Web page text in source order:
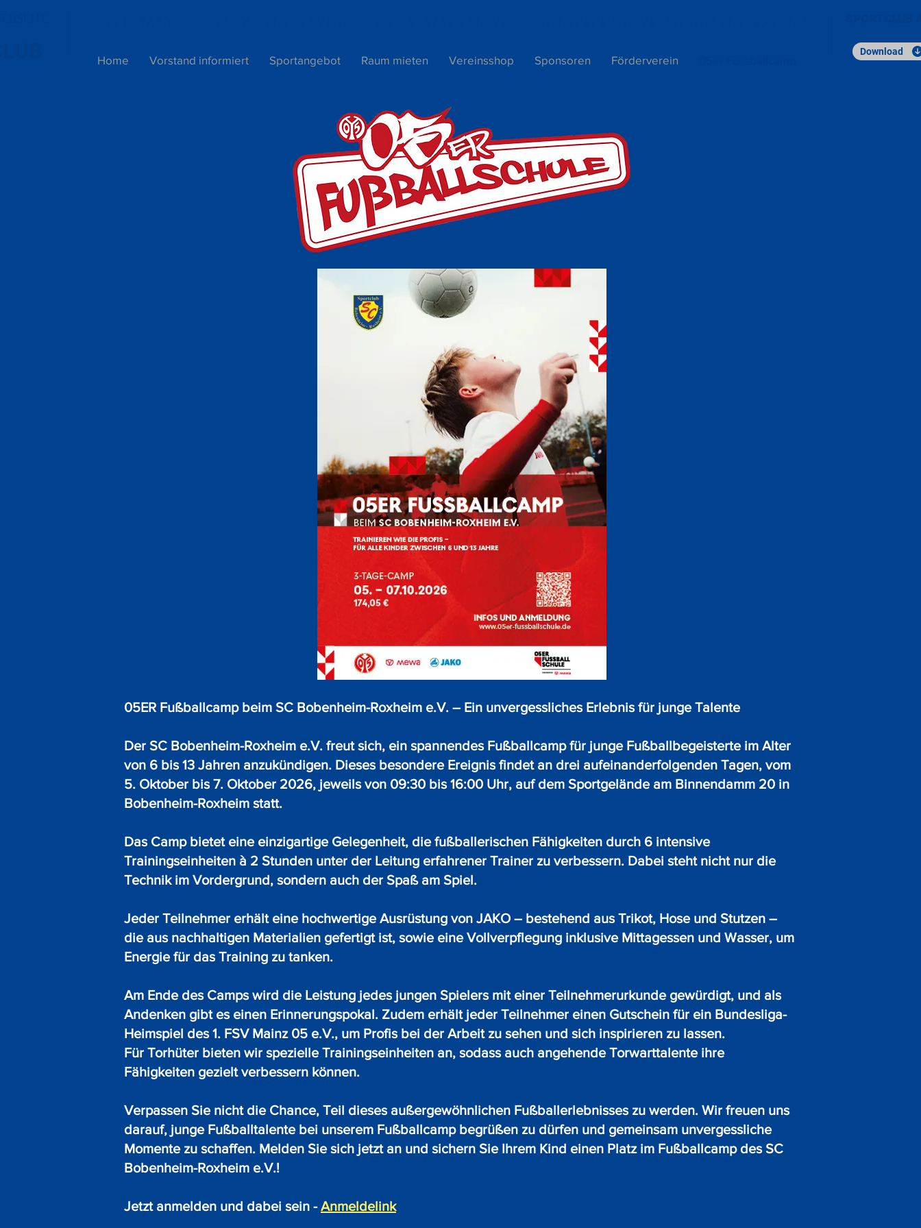
Home Vorstand informiert Sportangebot Raum mieten Vereinsshop Sponsoren Förderverein
Download
05ER Fußballcamp beim SC Bobenheim-Roxheim e.V. – Ein unvergessliches Erlebnis für junge Talente
Der SC Bobenheim-Roxheim e.V. freut sich, ein spannendes Fußballcamp für junge Fußballbegeisterte im Alter
von 6 bis 13 Jahren anzukündigen. Dieses besondere Ereignis findet an drei aufeinanderfolgenden Tagen, vom
5. Oktober bis 7. Oktober 2026, jeweils von 09:30 bis 16:00 Uhr, auf dem Sportgelände am Binnendamm 20 in
Bobenheim-Roxheim statt.
Das Camp bietet eine einzigartige Gelegenheit, die fußballerischen Fähigkeiten durch 6 intensive
Trainingseinheiten à 2 Stunden unter der Leitung erfahrener Trainer zu verbessern. Dabei steht nicht nur die
Technik im Vordergrund, sondern auch der Spaß am Spiel.
Jeder Teilnehmer erhält eine hochwertige Ausrüstung von JAKO – bestehend aus Trikot, Hose und Stutzen –
die aus nachhaltigen Materialien gefertigt ist, sowie eine Vollverpflegung inklusive Mittagessen und Wasser, um
Energie für das Training zu tanken.
Am Ende des Camps wird die Leistung jedes jungen Spielers mit einer Teilnehmerurkunde gewürdigt, und als
Andenken gibt es einen Erinnerungspokal. Zudem erhält jeder Teilnehmer einen Gutschein für ein Bundesliga-
Heimspiel des 1. FSV Mainz 05 e.V., um Profis bei der Arbeit zu sehen und sich inspirieren zu lassen.
Für Torhüter bieten wir spezielle Trainingseinheiten an, sodass auch angehende Torwarttalente ihre
Fähigkeiten gezielt verbessern können.
Verpassen Sie nicht die Chance, Teil dieses außergewöhnlichen Fußballerlebnisses zu werden. Wir freuen uns
darauf, junge Fußballtalente bei unserem Fußballcamp begrüßen zu dürfen und gemeinsam unvergessliche
Momente zu schaffen. Melden Sie sich jetzt an und sichern Sie Ihrem Kind einen Platz im Fußballcamp des SC
Bobenheim-Roxheim e.V.!
Jetzt anmelden und dabei sein -Anmeldelink